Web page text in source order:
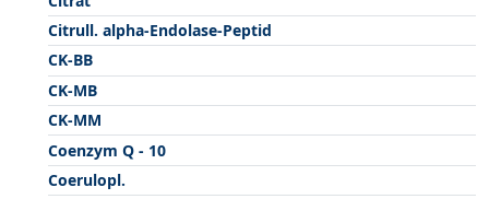
Citrull. alpha-Endolase-Peptid
CK-BB
CK-MB
CK-MM
Coenzym Q - 10
Coerulopl.